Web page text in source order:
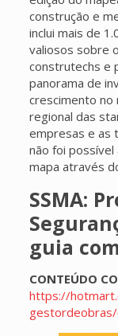
construção e
inclui mais de
valiosos sobre
construtechs e
panorama de
crescimento no
regional das
empresas e as
não foi
mapa através
SSMA:
guia
CONTEÚDO
https://